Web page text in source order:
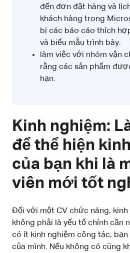
đến đơn đặt hàng và
khách hàng trong
bị các báo cáo thích
và biểu mẫu trình bày.
làm việc với nhóm vận
rằng các sản phẩm
hạn.
Kinh nghiệm:
để thể hiện
của bạn khi là
viên mới tốt
Đối với một CV chức năng,
không phải là yếu tố chính cần
có ít kinh nghiệm công tác,
của mình. Nếu không có cũng